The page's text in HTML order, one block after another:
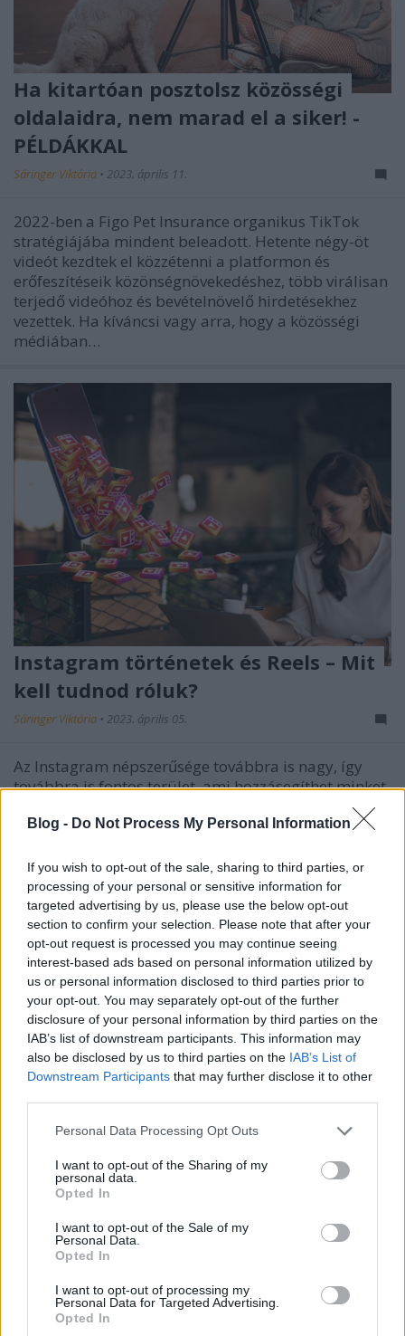
Blog - Do Not Process My Personal Information
If you wish to opt-out of the sale, sharing to third parties, or
processing of your personal or sensitive information for
targeted advertising by us, please use the below opt-out
section to confirm your selection. Please note that after your
opt-out request is processed you may continue seeing
interest-based ads based on personal information utilized by
us or personal information disclosed to third parties prior to
your opt-out. You may separately opt-out of the further
disclosure of your personal information by third parties on the
IAB’s list of downstream participants. This information may
also be disclosed by us to third parties on the IAB’s List of
Downstream Participants that may further disclose it to other
Please note that this website/app uses one or more Google
not limited to your visit or usage behaviour. You may click to
grant or deny consent to Google and its third-party tags to
use your data for below specified purposes in below Google
consent section.
Personal Data Processing Opt Outs
I want to opt-out of the Sharing of my
personal data.
Opted In
I want to opt-out of the Sale of my
Personal Data.
Opted In
I want to opt-out of processing my
Personal Data for Targeted Advertising.
Opted In
Ha kitartóan posztolsz közösségi
oldalaidra, nem marad el a siker! -
PÉLDÁKKAL
Sáringer Viktória • 2023. április 11.
2022-ben a Figo Pet Insurance organikus TikTok
stratégiájába mindent beleadott. Hetente négy-öt
videót kezdtek el közzétenni a platformon és
erőfeszítéseik közönségnövekedéshez, több virálisan
terjedő videóhoz és bevételnövelő hirdetésekhez
vezettek. Ha kíváncsi vagy arra, hogy a közösségi
médiában…
Instagram történetek és Reels – Mit
kell tudnod róluk?
Sáringer Viktória • 2023. április 05.
Az Instagram népszerűsége továbbra is nagy, így
továbbra is fontos terület, ami hozzásegíthet minket
legfontosabb statisztikákat osztjuk meg a történetek
hogyan tervezzük meg idei stratégiánkat. Vágjunk…
Hogyan készíts hatékony videós
K.Klarissza•2022. december 22.
Kíváncsi vagy arra, hogyan készíthetsz hatékony
videós tartalmakat az Instagram, TikTok, YouTube
és más közösségi média platformok számára? Ebből